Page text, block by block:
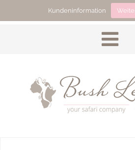
Kundeninformation